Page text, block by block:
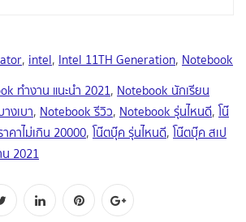
, intel, Intel 11TH Generation, Notebook
ทำงาน แนะนำ 2021, Notebook นักเรียน
งเบา, Notebook รีวิว, Notebook รุ่นไหนดี, โน๊
คาไม่เกิน 20000, โน๊ตบุ๊ค รุ่นไหนดี, โน๊ตบุ๊ค สเป
2021